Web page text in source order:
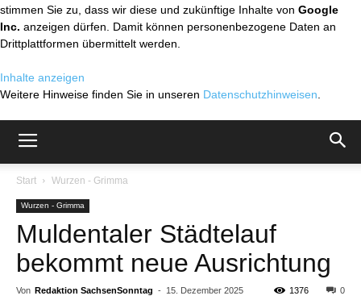
stimmen Sie zu, dass wir diese und zukünftige Inhalte von Google
Inc. anzeigen dürfen. Damit können personenbezogene Daten an
Drittplattformen übermittelt werden.
Inhalte anzeigen
Weitere Hinweise finden Sie in unseren Datenschutzhinweisen
Start Wurzen - Grimma
Wurzen - Grimma
Muldentaler Städtelauf
bekommt neue Ausrichtung
Von Redaktion SachsenSonntag - 15. Dezember 2025 0
1376